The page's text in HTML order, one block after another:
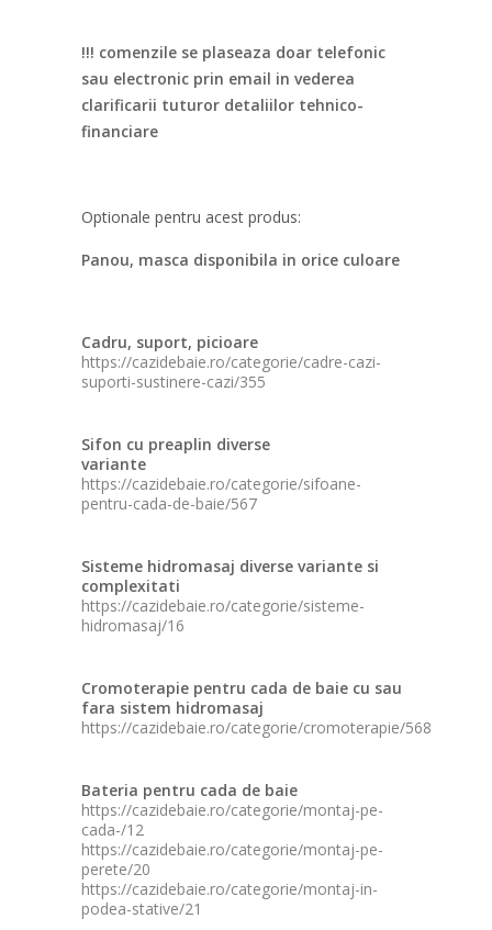
!!! comenzile se plaseaza doar telefonic
sau electronic prin email in vederea
clarificarii tuturor detaliilor tehnico-
financiare
Optionale pentru acest produs:
Panou, masca disponibila in orice culoare
Cadru, suport, picioare
https://cazidebaie.ro/categorie/cadre-cazi-
suporti-sustinere-cazi/355
Sifon cu preaplin diverse
variante
https://cazidebaie.ro/categorie/sifoane-
pentru-cada-de-baie/567
Sisteme hidromasaj diverse variante si
complexitati
https://cazidebaie.ro/categorie/sisteme-
hidromasaj/16
Cromoterapie pentru cada de baie cu sau
fara sistem hidromasaj
https://cazidebaie.ro/categorie/cromoterapie/568
Bateria pentru cada de baie
https://cazidebaie.ro/categorie/montaj-pe-
cada-/12
https://cazidebaie.ro/categorie/montaj-pe-
perete/20
https://cazidebaie.ro/categorie/montaj-in-
podea-stative/21